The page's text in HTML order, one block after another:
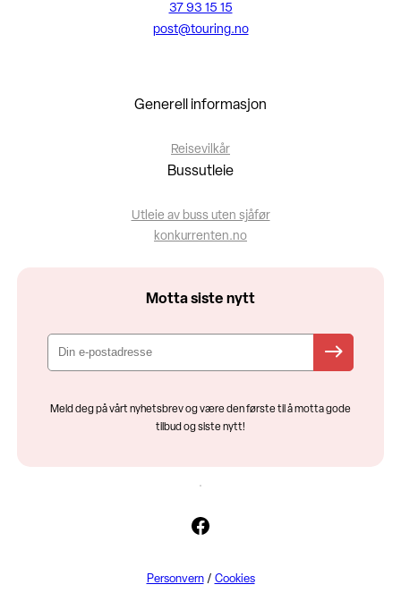
37 93 15 15
post@touring.no
Generell informasjon
Reisevilkår
Bussutleie
Utleie av buss uten sjåfør
konkurrenten.no
Motta siste nytt
Meld deg på vårt nyhetsbrev og være den første til å motta gode
tilbud og siste nytt!
Facebook
Personvern/ Cookies